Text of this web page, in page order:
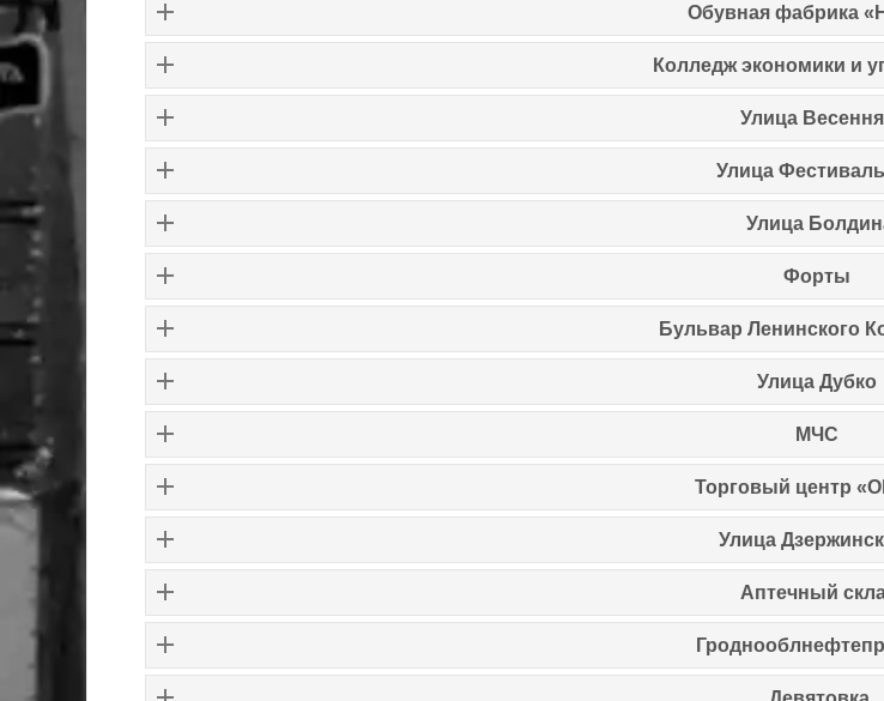
Обувная фабрика
Колледж экономики и
Улица
Улица
Улица
Форты
Бульвар Ленинского
Улица Дубко
МЧС
Торговый центр
Улица
Аптечный